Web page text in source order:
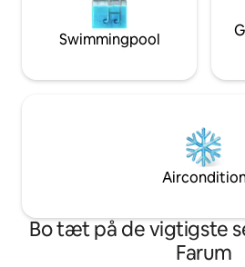
Swimmingpool
Bo tæt på de vigtigste
Farum